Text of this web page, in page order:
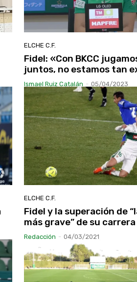
ELCHE C.F.
Fidel: «Con BKCC
juntos, no estamos tan
Ismael Ruiz Catalán - 05/04/2023
ELCHE C.F.
Fidel y la superación de
más grave” de su carrera
Redacción - 04/03/2021